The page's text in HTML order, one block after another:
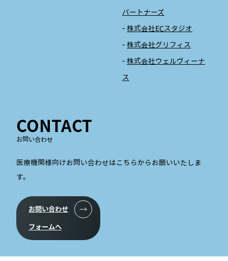
パートナーズ
株式会社ECスタジオ
株式会社グリフィス
株式会社ウェルヴィーナ
ス
CONTACT
お問い合わせ
医療機関様向けお問い合わせはこちらからお願いいたしま
す。
お問い合わせ
フォームへ